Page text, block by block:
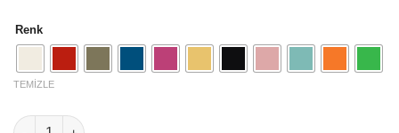
Renk
TEMIZLE
Orbit Metal Duvar Rafı – 75 cm Dairesel Tasarım adet